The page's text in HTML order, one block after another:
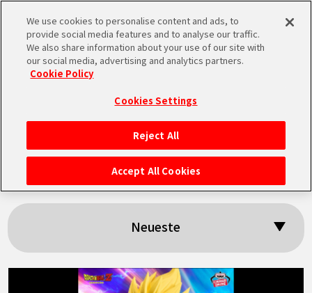
MEN
STARTSEITE
NEUES
VIDEOS
Suchergebnisse:
「Vegito」
Neueste
We use cookies to personalise content and ads, to
provide social media features and to analyse our traffic.
We also share information about your use of our site with
our social media, advertising and analytics partners.
Cookie Policy
Cookies Settings
Reject All
Accept All Cookies